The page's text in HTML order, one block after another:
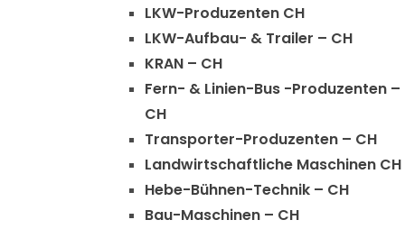
LKW-Produzenten CH
LKW-Aufbau- & Trailer – CH
KRAN – CH
Fern- & Linien-Bus -Produzenten –
CH
Transporter-Produzenten – CH
Landwirtschaftliche Maschinen CH
Hebe-Bühnen-Technik – CH
Bau-Maschinen – CH